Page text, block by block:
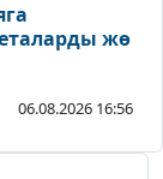
жө
06.08.2026 16:56